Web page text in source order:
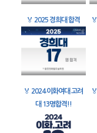
🏅 2025 경희대 합격 🏅
🏅 2024 이화여대 고려
대 13명합격!!
🏅